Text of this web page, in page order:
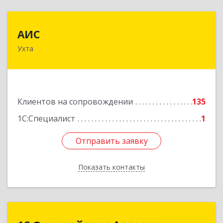
АИС
Ухта
Клиентов на сопровождении
135
1С:Специалист
1
Отправить заявку
Показать контакты
169310, Коми Респ, Ухта г, Первомайская ул.,
Отправить заявку
Назад
1С:Франчайзинг.Аллегро